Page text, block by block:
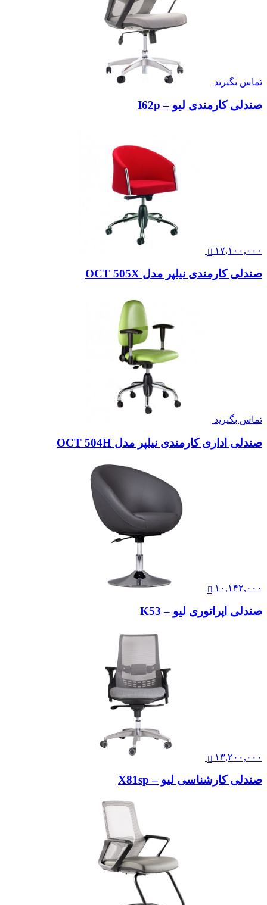
تماس بگیرید
صندلی کارمندی لیو – I62p
۱۷,۱۰۰,۰۰۰
صندلی کارمندی نیلپر مدل OCT 505X
تماس بگیرید
صندلی اداری کارمندی نیلپر مدل OCT 504H
۱۰,۱۴۲,۰۰۰
صندلی اپراتوری لیو – K53
۱۳,۲۰۰,۰۰۰
صندلی کارشناسی لیو – X81sp